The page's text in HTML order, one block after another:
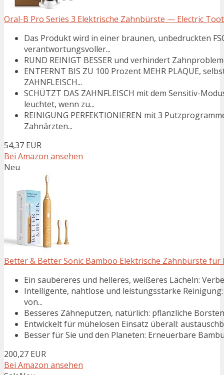
Oral-B Pro Series 3 Elektrische Zahnbürste — Electric
Das Produkt wird in einer braunen, unbedruckten
verantwortungsvoller...
RUND REINIGT BESSER und verhindert
ENTFERNT BIS ZU 100 Prozent MEHR PLAQUE,
ZAHNFLEISCH...
SCHÜTZT DAS ZAHNFLEISCH mit dem Sensitiv-
leuchtet, wenn zu...
REINIGUNG PERFEKTIONIEREN mit 3
Zahnärzten...
54,37 EUR
Bei Amazon ansehen
Neu
Better & Better Sonic Bamboo Elektrische Zahnbürste
Ein saubereres und helleres, weißeres Lächeln:
Intelligente, nahtlose und leistungsstarke
von...
Besseres Zähneputzen, natürlich: pflanzliche
Entwickelt für mühelosen Einsatz überall:
Besser für Sie und den Planeten: Erneuerbare
200,27 EUR
Bei Amazon ansehen